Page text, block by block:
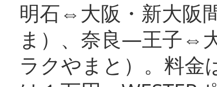
明石⇔大阪・新大阪
ま）、奈良―王子⇔
ラクやまと）。料金